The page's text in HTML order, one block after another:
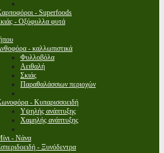
- Superfoods
- Οξύφυλλα φυτά
- καλλωπιστικά
Φυλλοβόλα
Αειθαλή
Σκιάς
Παραθαλάσσιων περιοχών
- Κυπαρισσοειδή
Υψηλής ανάπτυξης
Χαμηλής ανάπτυξης
- Νάνα
- Ξυνόδεντρα